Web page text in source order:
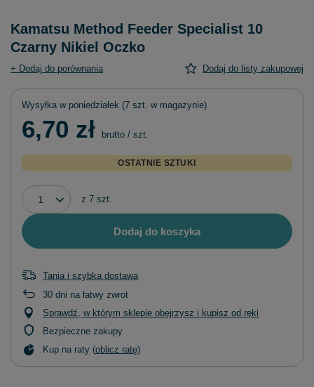
Kamatsu Method Feeder Specialist 10
Czarny Nikiel Oczko
+ Dodaj do porównania Dodaj do listy zakupowej
Wysyłka w poniedziałek (7 szt. w magazynie)
6,70 zł brutto / szt.
OSTATNIE SZTUKI
z 7 szt.
Dodaj do koszyka
Tania i szybka dostawa
30 dni na łatwy zwrot
Sprawdź, w którym sklepie obejrzysz i kupisz od ręki
Bezpieczne zakupy
Kup na raty (oblicz ratę)